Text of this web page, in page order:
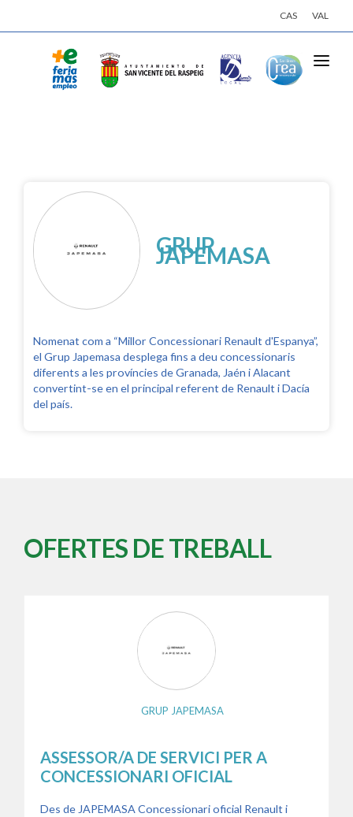
CAS VAL
OFERTES DE TREBALL
INSCRIU-TE
GRUP
JAPEMASA
Nomenat com a “Millor Concessionari Renault d'Espanya”,
el Grup Japemasa desplega fins a deu concessionaris
diferents a les províncies de Granada, Jaén i Alacant
convertint-se en el principal referent de Renault i Dacía
del país.
OFERTES DE TREBALL
GRUP JAPEMASA
ASSESSOR/A DE SERVICI PER A
CONCESSIONARI OFICIAL
Des de JAPEMASA Concessionari oficial Renault i